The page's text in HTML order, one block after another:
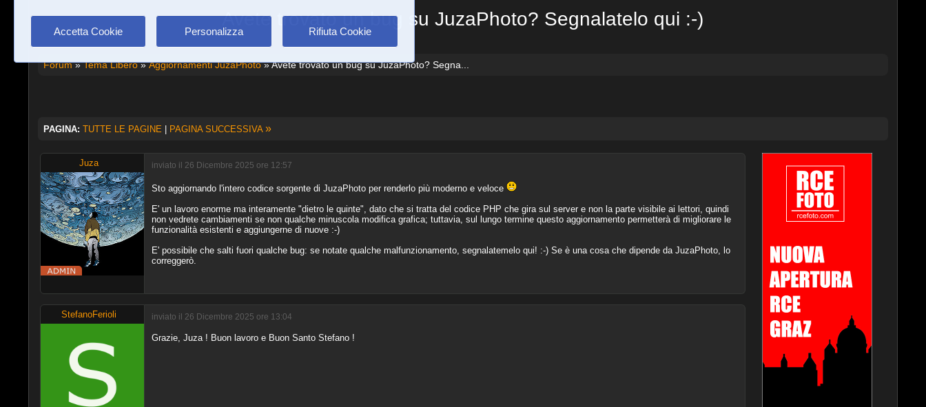
Accetta Cookie Personalizza Rifiuta Cookie
Avete trovato un bug su JuzaPhoto? Segnalatelo qui :-)
Forum»Tema Libero»Aggiornamenti JuzaPhoto» Avete trovato un bug su JuzaPhoto? Segna...
PAGINA: TUTTE LE PAGINE | PAGINA SUCCESSIVA »
Juza inviato il 26 Dicembre 2025 ore 12:57
Sto aggiornando l'intero codice sorgente di JuzaPhoto per renderlo più moderno e veloce
E' un lavoro enorme ma interamente "dietro le quinte", dato che si tratta del codice PHP che gira sul server e non la parte visibile ai lettori, quindi
non vedrete cambiamenti se non qualche minuscola modifica grafica; tuttavia, sul lungo termine questo aggiornamento permetterà di migliorare le
funzionalità esistenti e aggiungerne di nuove :-)
E' possibile che salti fuori qualche bug: se notate qualche malfunzionamento, segnalatemelo qui! :-) Se è una cosa che dipende da JuzaPhoto, lo
correggerò.
StefanoFerioli inviato il 26 Dicembre 2025 ore 13:04
Grazie, Juza ! Buon lavoro e Buon Santo Stefano !